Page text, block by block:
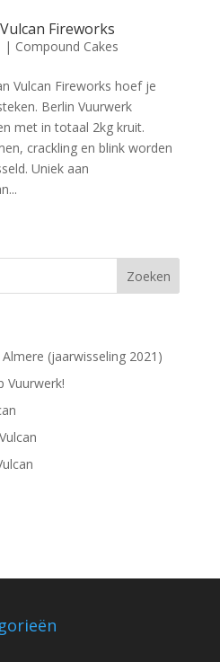
Fireworks
| Compound Cakes
Vulcan Fireworks hoef je
Berlin Vuurwerk
met in totaal 2kg kruit.
crackling en blink worden
Uniek aan
(jaarwisseling 2021)
Vuurwerk!